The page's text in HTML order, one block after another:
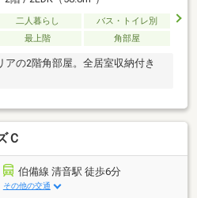
二人暮らし
バス・トイレ別
最上階 角部屋
アの2階角部屋。全居室収納付き
Ｃ
伯備線 清音駅 徒歩6分
その他の交通